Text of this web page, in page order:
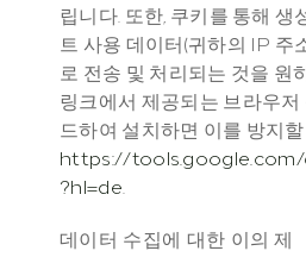
립니다. 또한, 쿠키를 통해 생
트 사용 데이터(귀하의 IP
로 전송 및 처리되는 것을 원
링크에서 제공되는 브라우
https://
?hl=de
데이터 수집에 대한 이의 제